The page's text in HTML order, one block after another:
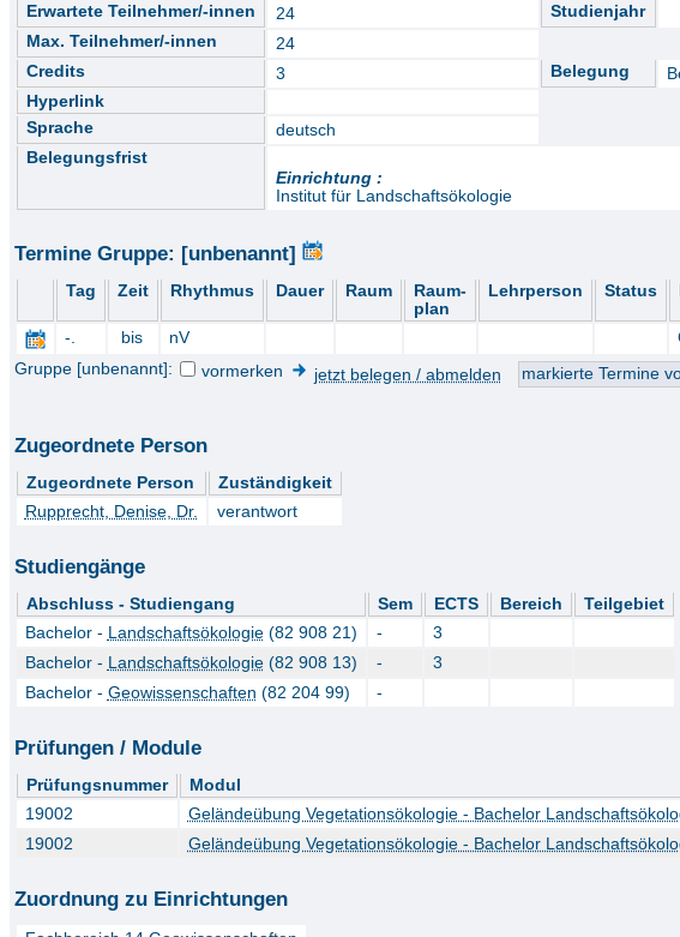
Erwartete Teilnehmer/-innen
24
Studienjahr
Max. Teilnehmer/-innen
24
Credits
3 Belegung
Hyperlink
Sprache
deutsch
Belegungsfrist
Einrichtung :
Institut für Landschaftsökologie
Termine Gruppe: [unbenannt]
Tag Zeit Rhythmus Dauer Raum
Raum-
plan
Lehrperson Status
-. bis nV
Gruppe [unbenannt]:
vormerken jetzt belegen / abmelden
Zugeordnete Person
Zugeordnete Person
Zuständigkeit
Rupprecht, Denise, Dr.
verantwort
Studiengänge
Abschluss - Studiengang Sem ECTS Bereich
Teilgebiet
Bachelor - Landschaftsökologie(82 908 21) -
3
Bachelor - Landschaftsökologie(82 908 13) -
3
Bachelor - Geowissenschaften (82 204 99) -
Prüfungen / Module
Prüfungsnummer
Modul
19002
Geländeübung Vegetationsökologie - Bachelor
19002
Geländeübung Vegetationsökologie - Bachelor
Zuordnung zu Einrichtungen